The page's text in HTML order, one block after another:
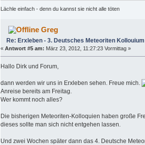
Lächle einfach - denn du kannst sie nicht alle töten
Greg
Re: Erxleben - 3. Deutsches Meteoriten Kollouium
« Antwort #5 am: März 23, 2012, 11:27:23 Vormittag »
Hallo Dirk und Forum,
dann werden wir uns in Erxleben sehen. Freue mich.
Anreise bereits am Freitag.
Wer kommt noch alles?
Die bisherigen Meteoriten-Kolloquien haben große
dieses sollte man sich nicht entgehen lassen.
Und zwei Wochen später dann das 4. Deutsche